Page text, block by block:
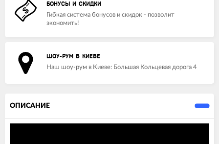
БОНУСЫ И СКИДКИ
Гибкая система бонусов и скидок - позволит
экономить!
ШОУ-РУМ В КИЕВЕ
Наш шоу-рум в Киеве: Большая Кольцевая дорога 4
ОПИСАНИЕ